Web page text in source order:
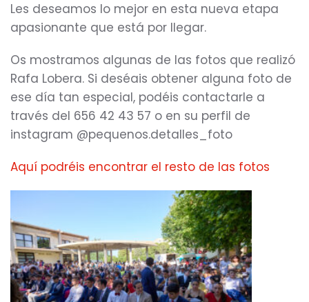
Les deseamos lo mejor en esta nueva etapa
apasionante que está por llegar.
Os mostramos algunas de las fotos que realizó
Rafa Lobera. Si deséais obtener alguna foto de
ese día tan especial, podéis contactarle a
través del 656 42 43 57 o en su perfil de
instagram @pequenos.detalles_foto
Aquí podréis encontrar el resto de las fotos